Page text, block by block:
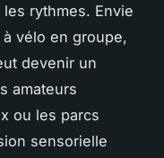
rythmes. Envie
à vélo en groupe,
devenir un
amateurs
ou les parcs
sensorielle